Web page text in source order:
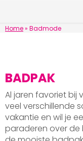
Home» Badmode
BADPAK
Al jaren favoriet bij
veel verschillende
vakantie en wil je
paraderen over de